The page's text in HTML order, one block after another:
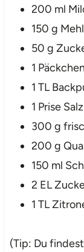
200 ml
150 g Mehl
50 g
1
1 TL
1 Prise Salz
300 g
200 g
150 ml
2 EL
1 TL
(Tip: Du